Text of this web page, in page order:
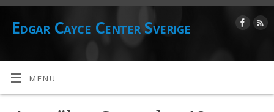
Edgar Cayce Center Sverige
MENU